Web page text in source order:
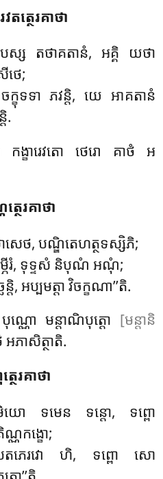
តត្ថេរគាថា
ស្ស តថាគតានំ, អគ្គិ យថា
ថេ;
ខុទទា ភវន្តិ, យេ អាគតានំ
.
ង្ខារេវតោ ថេរោ គាថំ អ
ថេរគាថា
ាសេថ, បណ្ឌិតេហត្ថទស្សិភិ;
ម្ភីរំ, ទុទ្ទសំ និបុណំ អណុំ;
តិ, អប្បមត្តា វិចក្ខណា’’តិ.
ណ្ណោ មន្តាណិបុត្តោ [មន្តានិ
អភាសិត្ថាតិ.
ថេរគាថា
មិយោ ទមេន ទន្តោ, ទព្ពោ
ណកង្ខោ;
េតភេរវោ ហិ, ទព្ពោ សោ